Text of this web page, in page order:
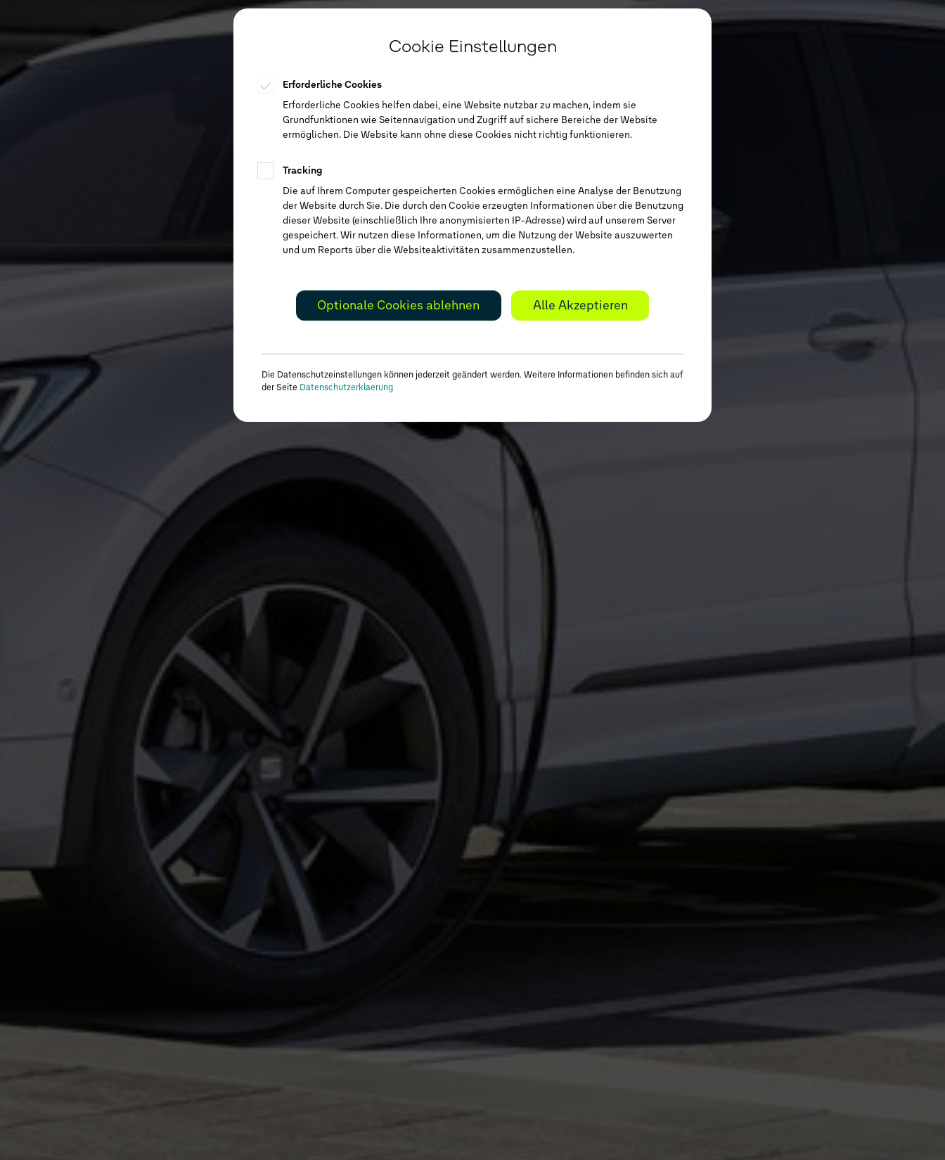
Cookie Einstellungen
Erforderliche Cookies
Erforderliche Cookies helfen dabei, eine Website nutzbar zu machen, indem sie
Grundfunktionen wie Seitennavigation und Zugriff auf sichere Bereiche der Website
ermöglichen. Die Website kann ohne diese Cookies nicht richtig funktionieren.
Tracking
Die auf Ihrem Computer gespeicherten Cookies ermöglichen eine Analyse der Benutzung
der Website durch Sie. Die durch den Cookie erzeugten Informationen über die Benutzung
dieser Website (einschließlich Ihre anonymisierten IP-Adresse) wird auf unserem Server
gespeichert. Wir nutzen diese Informationen, um die Nutzung der Website auszuwerten
und um Reports über die Websiteaktivitäten zusammenzustellen.
Optionale Cookies ablehnen Alle Akzeptieren
Die Datenschutzeinstellungen können jederzeit geändert werden. Weitere Informationen befinden sich auf
der Seite Datenschutzerklaerung